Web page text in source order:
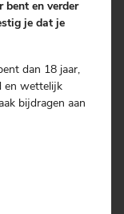
bent en verder
je dat je
dan 18 jaar,
en wettelijk
bijdragen aan